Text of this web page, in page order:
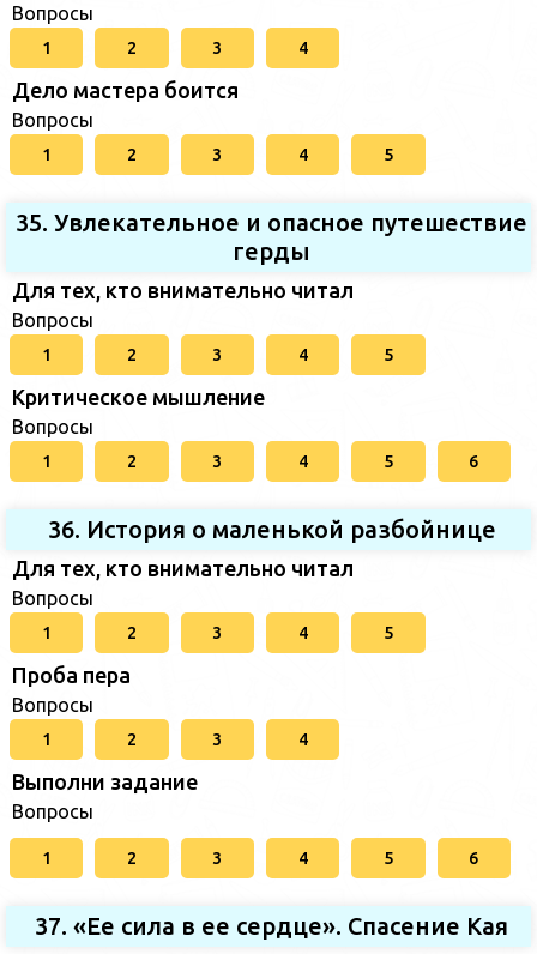
Вопросы
1 2 3 4
Дело мастера боится
Вопросы
1 2 3 4 5
35. Увлекательное и опасное путешествие
герды
Для тех, кто внимательно читал
Вопросы
1 2 3 4 5
Критическое мышление
Вопросы
1 2 3 4 5 6
36. История о маленькой разбойнице
Для тех, кто внимательно читал
Вопросы
1 2 3 4 5
Проба пера
Вопросы
1 2 3 4
Выполни задание
Вопросы
1 2 3 4 5 6
37. «Ее сила в ее сердце». Спасение Кая